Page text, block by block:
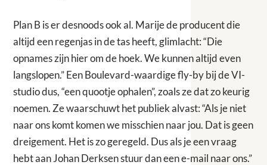
Plan B is er desnoods ook al. Marije de producent die
altijd een regenjas in de tas heeft, glimlacht: “Die
opnames zijn hier om de hoek. We kunnen altijd even
langslopen.” Een Boulevard-waardige fly-by bij de VI-
studio dus, “een quootje ophalen”, zoals ze dat zo keurig
noemen. Ze waarschuwt het publiek alvast: “Als je niet
naar ons komt komen we misschien naar jou. Dat is geen
dreigement. Het is zo geregeld. Dus als je een vraag
hebt aan Johan Derksen stuur dan een e-mail naar ons.”